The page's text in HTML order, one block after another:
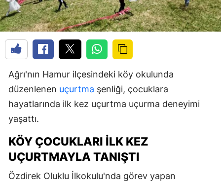
Ağrı'nın Hamur ilçesindeki köy okulunda
düzenlenen uçurtma şenliği, çocuklara
hayatlarında ilk kez uçurtma uçurma deneyimi
yaşattı.
KÖY ÇOCUKLARI İLK KEZ
UÇURTMAYLA TANIŞTI
Özdirek Oluklu İlkokulu'nda görev yapan